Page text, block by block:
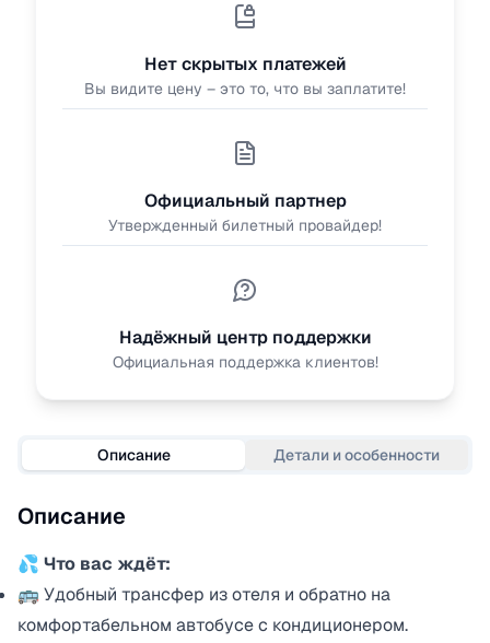
Нет скрытых платежей
Вы видите цену – это то, что вы заплатите!
Официальный партнер
Утвержденный билетный провайдер!
Надёжный центр поддержки
Официальная поддержка клиентов!
Описание Детали и особенности
Описание
💦 Что вас ждёт:
🚌 Удобный трансфер из отеля и обратно на
комфортабельном автобусе с кондиционером.